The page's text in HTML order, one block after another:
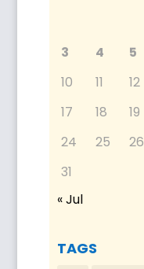
3
4 5
10
11 12
17
18 19
24
25 26
31
« Jul
TAGS